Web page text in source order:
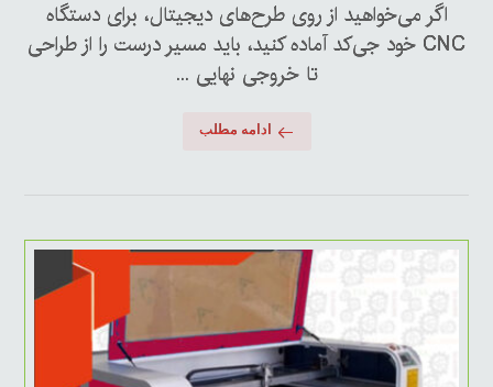
اگر می‌خواهید از روی طرح‌های دیجیتال، برای دستگاه
CNC خود جی‌کد آماده کنید، باید مسیر درست را از طراحی
تا خروجی نهایی ...
ادامه مطلب